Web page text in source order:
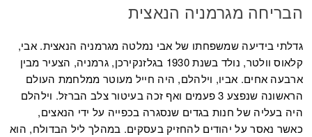
הבריחה מגרמניה הנאצית
גדלתי בידיעה שמשפחתו של אבי נמלטה מגרמניה הנאצית. אבי,
קלאוס וולטר, נולד בשנת 1930 בגלזנקירכן, גרמניה, הצעיר מבין
ארבעה אחים. אביו, וילהלם, היה חייל מעוטר ממלחמת העולם
הראשונה שנפצע 3 פעמים ואף זכה בעיטור צלב הברזל. וילהלם
היה בעליה של חנות בגדים שנסגרה בכפייה על ידי הנאצים,
כאשר נאסר על יהודים להחזיק בעסקים. במהלך ליל הבדולח, הוא